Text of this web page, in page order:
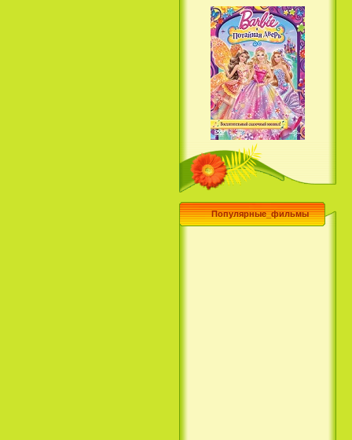
Барби и потайная дверь /
Barbie and the Secret Door
(2014)
Популярные_фильмы